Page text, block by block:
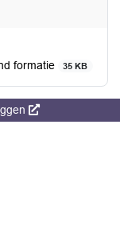
formatie
35 KB